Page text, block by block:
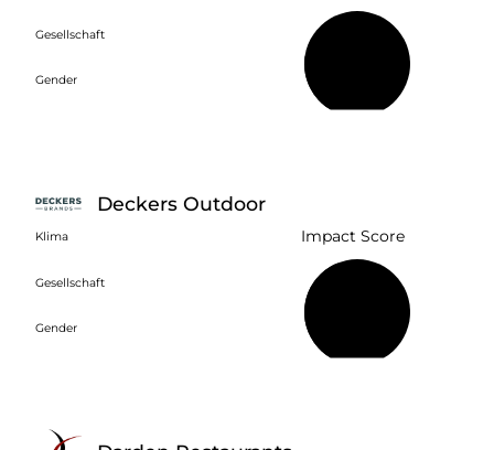
Gesellschaft
Gender
Deckers Outdoor
Klima
Gesellschaft
Gender
Impact Score